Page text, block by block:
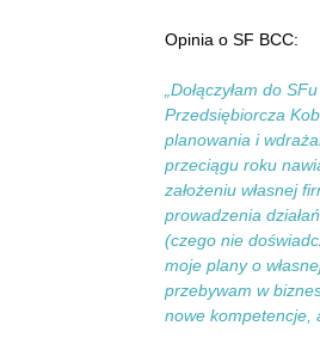
Opinia o SF BCC:
„Dołączyłam do
Przedsiębiorcza
planowania i
przeciągu roku
założeniu własnej
prowadzenia
(czego nie
moje plany o
przebywam w
nowe kompetencje,